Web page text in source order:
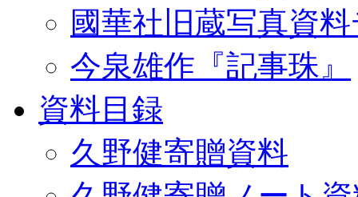
國華社旧蔵写真資
今泉雄作『記事珠』
資料目録
久野健寄贈資料